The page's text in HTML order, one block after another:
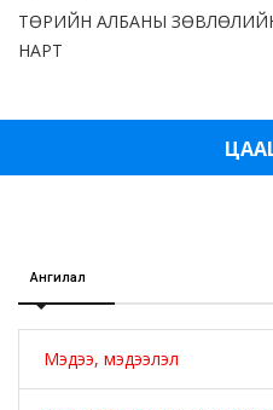
ТӨРИЙН АЛБАНЫ
НАРТ
Ангилал
Мэдээ, мэдээлэл